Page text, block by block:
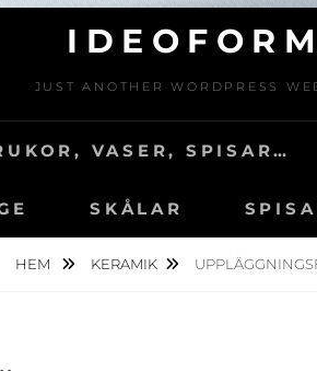
JUST ANOTHER WORDPRESS
VASER, SPISAR…
SKÅLAR
HEM KERAMIK